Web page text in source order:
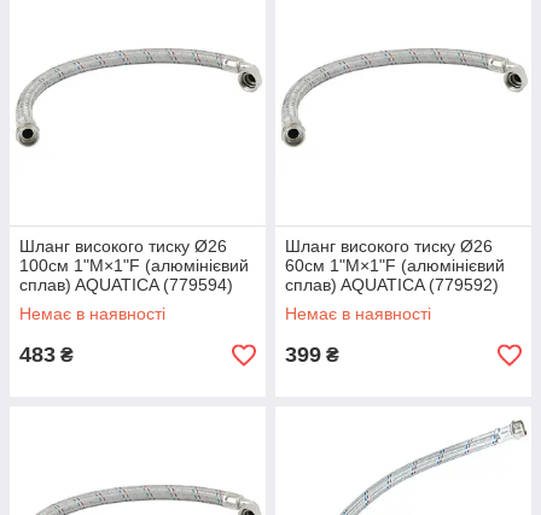
Шланг високого тиску Ø26
100см 1"М×1"F (алюмінієвий
сплав) AQUATICA (779594)
Немає в наявності
483 ₴
Шланг високого тиску Ø26
60см 1"М×1"F (алюмінієвий
сплав) AQUATICA (779592)
Немає в наявності
399 ₴